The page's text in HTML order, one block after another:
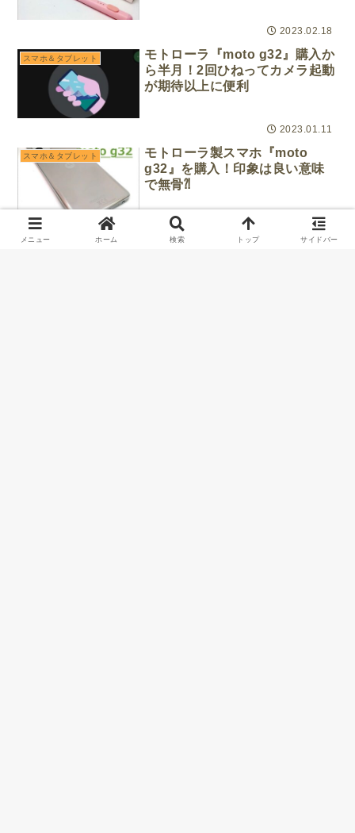
2023.02.18
スマホ＆タブレット
モトローラ『moto g32』購入か
ら半月！2回ひねってカメラ起動
が期待以上に便利
2023.01.11
スマホ＆タブレット
モトローラ製スマホ『moto
g32』を購入！印象は良い意味
で無骨⁈
2022.12.17
メニュー ホーム 検索 トップ サイドバー